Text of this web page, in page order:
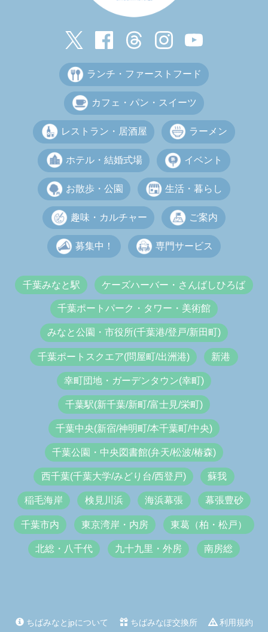
ランチ・ファーストフード
カフェ・パン・スイーツ
レストラン・居酒屋 ラーメン
ホテル・結婚式場 イベント
お散歩・公園 生活・暮らし
趣味・カルチャー ご案内
募集中！ 専門サービス
千葉みなと駅 ケーズハーバー・さんばしひろば
千葉ポートパーク・タワー・美術館
みなと公園・市役所(千葉港/登戸/新田町)
千葉ポートスクエア(問屋町/出洲港) 新港
幸町団地・ガーデンタウン(幸町)
千葉駅(新千葉/新町/富士見/栄町)
千葉中央(新宿/神明町/本千葉町/中央)
千葉公園・中央図書館(弁天/松波/椿森)
西千葉(千葉大学/みどり台/西登戸) 蘇我
稲毛海岸 検見川浜 海浜幕張 幕張豊砂
千葉市内 東京湾岸・内房 東葛（柏・松戸）
北総・八千代 九十九里・外房 南房総
ちばみなとjpについて ちばみなぽ交換所 利用規約